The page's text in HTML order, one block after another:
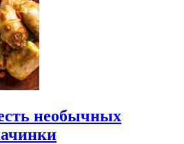
необычных